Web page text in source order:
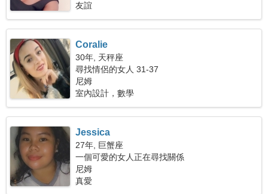
友誼
Coralie
30年, 天秤座
尋找情侶的女人 31-37
尼姆
室內設計，數學
Jessica
27年, 巨蟹座
一個可愛的女人正在尋找關係
尼姆
真愛